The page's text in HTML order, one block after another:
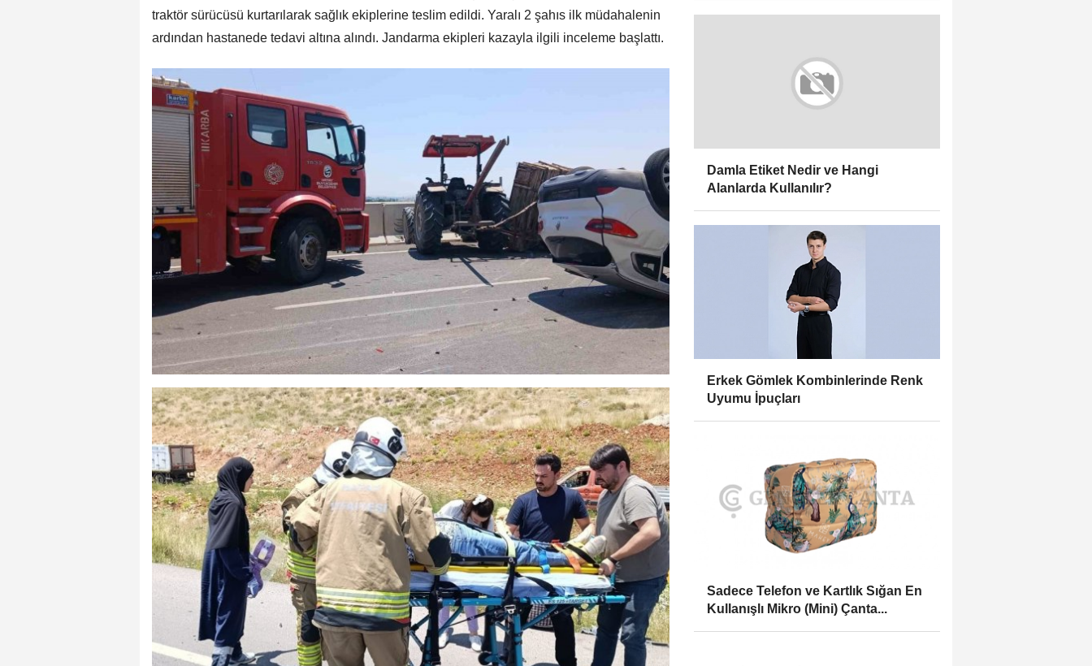
traktör sürücüsü kurtarılarak sağlık ekiplerine teslim edildi. Yaralı 2 şahıs ilk müdahalenin
ardından hastanede tedavi altına alındı. Jandarma ekipleri kazayla ilgili inceleme başlattı.
Damla Etiket Nedir ve Hangi
Alanlarda Kullanılır?
Erkek Gömlek Kombinlerinde Renk
Uyumu İpuçları
Sadece Telefon ve Kartlık Sığan En
Kullanışlı Mikro (Mini) Çanta...